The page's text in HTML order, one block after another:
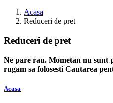
Acasa
Reduceri de pret
Reduceri de pret
Ne pare rau. Mometan nu sunt
rugam sa folosesti Cautarea
Acasa